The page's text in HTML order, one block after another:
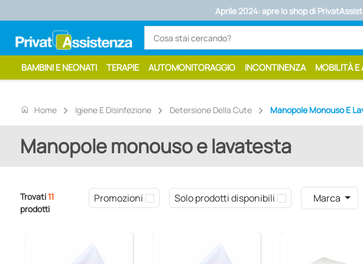
Aprile 2024: apre lo shop di
BAMBINI E NEONATI TERAPIE AUTOMONITORAGGIO INCONTINENZA MOBILITÀ E
home Home Igiene E Disinfezione Detersione Della Cute Manopole Monouso E
Manopole monouso e lavatesta
Trovati11
prodotti
Promozioni Solo prodotti disponibili Marca